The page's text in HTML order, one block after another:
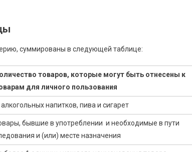
суммированы в следующей таблице:
товаров, которые могут быть отнесены к
для личного пользования
напитков, пива и сигарет
бывшие в употреблении и необходимые в пути
и (или) месте назначения